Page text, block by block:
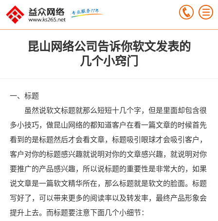
昆山网络公司告诉你软文发表的
几个小窍门
一、标题
虽然说软文标题就那么短短十几个字，但是里面却包含很
多小技巧，做昆山网络的都知道客户在看一篇文章的时候首先
看到的是标题然后才会看文章，标题吸引眼球才会吸引客户，
客户对你的标题感兴趣就说明对你的文章感兴趣，就说明对你
要推广的产品感兴趣，所以说标题的重要性是非常大的，如果
说文章是一篇软文精华所在，那么标题就是软文的脸面。标题
写好了，可以带来更多的阅读率以及转发率，最终产品形象会
提升上去。而标题要注意下面几个小细节：